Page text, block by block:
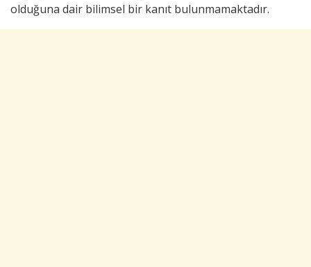
olduğuna dair bilimsel bir kanıt bulunmamaktadır.